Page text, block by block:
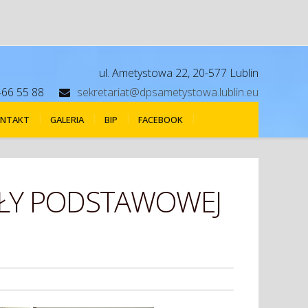
ul. Ametystowa 22, 20-577 Lublin
55 88
sekretariat@dpsametystowa.lublin.eu
GALERIA BIP FACEBOOK
PODSTAWOWEJ